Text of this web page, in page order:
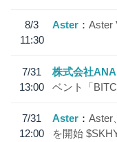
8/3
11:30
Aster Aster
7/31
13:00
株式会社
ベント「
7/31
12:00
Aster
Aster
を開始